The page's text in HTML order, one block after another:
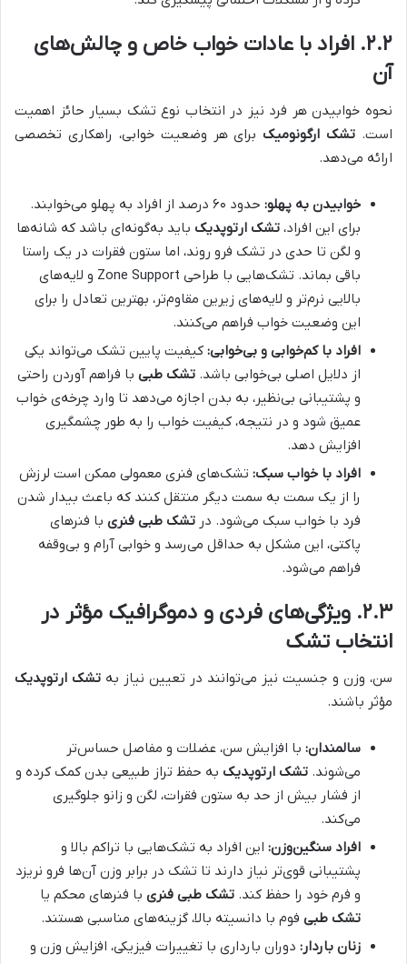
۲.۲. افراد با عادات خواب خاص و چالش‌های
آن
نحوه خوابیدن هر فرد نیز در انتخاب نوع تشک بسیار حائز اهمیت
است. تشک ارگونومیک برای هر وضعیت خوابی، راهکاری تخصصی
ارائه می‌دهد.
خوابیدن به پهلو:
حدود ۶۰ درصد از افراد به پهلو می‌خوابند.
برای این افراد، تشک ارتوپدیک باید به‌گونه‌ای باشد که شانه‌ها
و لگن تا حدی در تشک فرو روند، اما ستون فقرات در یک راستا
باقی بماند. تشک‌هایی با طراحی Zone Support و لایه‌های
بالایی نرم‌تر و لایه‌های زیرین مقاوم‌تر، بهترین تعادل را برای
این وضعیت خواب فراهم می‌کنند.
افراد با کم‌خوابی و بی‌خوابی: کیفیت پایین تشک می‌تواند یکی
از دلایل اصلی بی‌خوابی باشد. تشک طبی با فراهم آوردن راحتی
و پشتیبانی بی‌نظیر، به بدن اجازه می‌دهد تا وارد چرخه‌ی خواب
عمیق شود و در نتیجه، کیفیت خواب را به طور چشمگیری
افزایش دهد.
افراد با خواب سبک: تشک‌های فنری معمولی ممکن است لرزش
را از یک سمت به سمت دیگر منتقل کنند که باعث بیدار شدن
فرد با خواب سبک می‌شود. در تشک طبی فنری با فنرهای
پاکتی، این مشکل به حداقل می‌رسد و خوابی آرام و بی‌وقفه
فراهم می‌شود.
۲.۳. ویژگی‌های فردی و دموگرافیک مؤثر در
انتخاب تشک
سن، وزن و جنسیت نیز می‌توانند در تعیین نیاز به تشک ارتوپدیک
مؤثر باشند.
سالمندان: با افزایش سن، عضلات و مفاصل حساس‌تر
می‌شوند. تشک ارتوپدیک به حفظ تراز طبیعی بدن کمک کرده و
از فشار بیش از حد به ستون فقرات، لگن و زانو جلوگیری
می‌کند.
افراد سنگین‌وزن: این افراد به تشک‌هایی با تراکم بالا و
پشتیبانی قوی‌تر نیاز دارند تا تشک در برابر وزن آن‌ها فرو نریزد
و فرم خود را حفظ کند. تشک طبی فنری با فنرهای محکم یا
تشک طبی فوم با دانسیته بالا، گزینه‌های مناسبی هستند.
زنان باردار: دوران بارداری با تغییرات فیزیکی، افزایش وزن و